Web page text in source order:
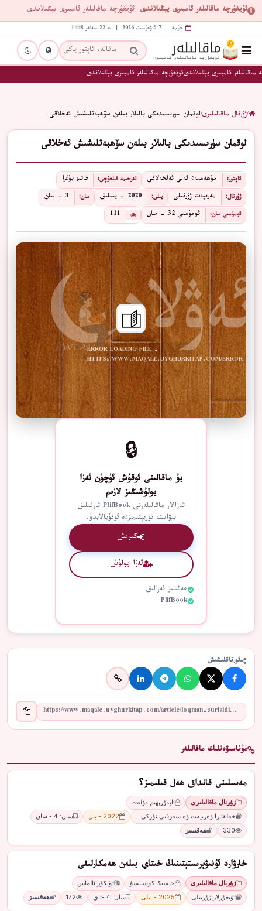
ئۇيغۇرچە ماقالىلەر ئامبىرى يېڭىلاندى ئۇيغۇرچە ماقالىلەر ئامبىرى يېڭىلاندى
جۈمە — 7 ئاۋغۇست 2026 | ھ 22 سەفەر 1448
ماقالىلەر ئامبىرى يېڭىلاندىئۇيغۇرچە ماقالىلەر ئامبىرى يېڭىلاندى
/ژۇرنال ماقالىلىرى/لوقمان سۈرىسىدىكى بالىلار بىلەن سۆھبەتلىشىش ئەخلاقى
لوقمان سۈرىسىدىكى بالىلار بىلەن سۆھبەتلىشىش ئەخلاقى
ئاپتور: مۇھەممەد ئەلى ئەلخەلاقى تەرجىمە قىلغۇچى: فاتىھ بۇغرا
ژۇرنال: مەرىپەت ژۇرنىلى يىلى: 2020 - يىللىق سان: 3 - سان
ئومۇمىي سان: ئومۇمىي 32 - سان 111
ERROR LOADING FILE -
HTTPS://WWW.MAQALE.UYGHURKITAP.COM/ERROR.PDF
🔒
بۇ ماقالىنى ئوقۇش ئۈچۈن ئەزا
بولۇشىڭىز لازىم
ئەزالار ماقالىلەرنى PlifBook ئارقىلىق
بىۋاستە توربېتىمىزدە ئوقۇيالايدۇ.
كىرىش
ئەزا بولۇش
ھەقسىز ئەزالىق
PlifBook
ئورتاقلىشىش
مۇناسىۋەتلىك ماقالىلەر
مەسىلىنى قانداق ھەل قىلىمىز؟
ژۇرنال ماقالىلىرى
ئابدۇرېھىم دۆلەت
خەلقئارا ۋەزىيەت ۋە شەرقىي تۈركى…
2022 - يىل
سان: 4 - سان
330
ھەقسىز
ﺧﺎﺭﯞﺍﺭﺩ ﺋﯘﻧﯩﯟﯦﺮﺳﯩﺘﯧﺘﯩﻨﯩﯔ ﺧﯩﺘﺎﻱ ﺑﯩﻠﻪﻥ ھەمكارلىقى
ژۇرنال ماقالىلىرى ﺟﯧﺴﯩﻜﺎ ﻛﻮﺳﺘﯩﺴﯘ
ﺋﯚﺗﻜﯜﺭ ﺋﺎﻟﻤﺎﺱ
ئۇيغۇرلار ژۇرنىلى
2025 - يىلى سان: 4 -ئاي 172 ھەقسىز